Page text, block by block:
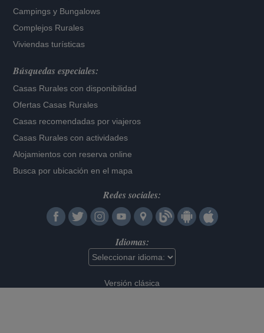
Campings y Bungalows
Complejos Rurales
Viviendas turísticas
Búsquedas especiales:
Casas Rurales con disponibilidad
Ofertas Casas Rurales
Casas recomendadas por viajeros
Casas Rurales con actividades
Alojamientos con reserva online
Busca por ubicación en el mapa
Redes sociales:
Idiomas:
Versión clásica